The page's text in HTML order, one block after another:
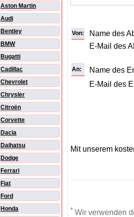
Aston Martin
Audi
Bentley
BMW
Bugatti
Cadillac
Chevrolet
Chrysler
Citroën
Corvette
Dacia
Daihatsu
Dodge
Ferrari
Fiat
Ford
Honda
Von:
Name des
E-Mail des
An: Name des
E-Mail des
Mit unserem
* Wir verwenden